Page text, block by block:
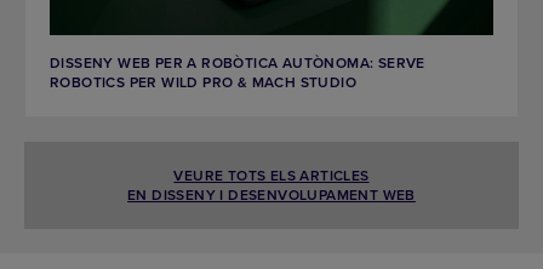
DISSENY WEB PER A ROBÒTICA AUTÒNOMA: SERVE
ROBOTICS PER WILD PRO & MACH STUDIO
VEURE TOTS ELS ARTICLES
EN DISSENY I DESENVOLUPAMENT WEB